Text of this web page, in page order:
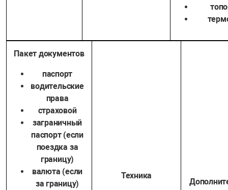
Пакет документов
паспорт
водительские
права
страховой
заграничный
паспорт (если
поездка за
границу)
валюта (если
за границу)
Техника